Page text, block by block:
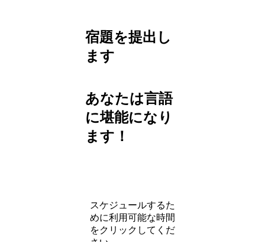
宿題を提出し
ます
あなたは言語
に堪能になり
ます！
スケジュールするた
めに利用可能な時間
をクリックしてくだ